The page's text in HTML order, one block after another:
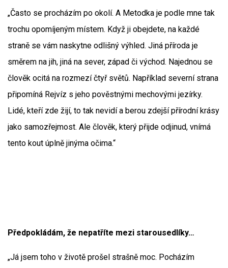
„Často se procházím po okolí. A Metodka je podle mne tak
trochu opomíjeným místem. Když ji obejdete, na každé
straně se vám naskytne odlišný výhled. Jiná příroda je
směrem na jih, jiná na sever, západ či východ. Najednou se
člověk ocitá na rozmezí čtyř světů. Například severní strana
připomíná Rejvíz s jeho pověstnými mechovými jezírky.
Lidé, kteří zde žijí, to tak nevidí a berou zdejší přírodní krásy
jako samozřejmost. Ale člověk, který přijde odjinud, vnímá
tento kout úplně jinýma očima.“
Předpokládám, že nepatříte mezi starousedlíky…
„Já jsem toho v životě prošel strašně moc. Pocházím